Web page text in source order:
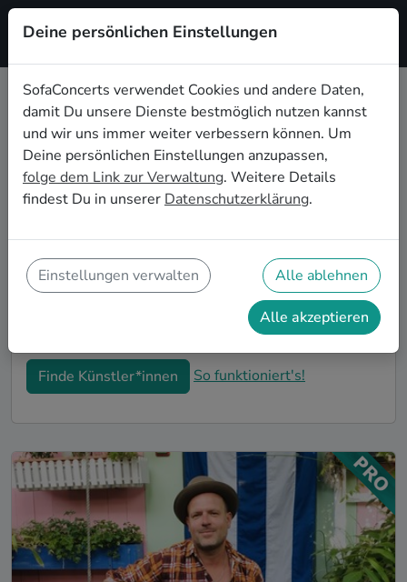
Registrieren
Jazz Live-Musik für die
Einweihungsparty in Ulm
Du bist gerade in Deine neue Wohnung eingezogen
und möchtest jetzt die ersten Erinnerungen formen?
Einweihungsparty in Ulm kannst Du Dir sicher sein,
dass Deine Wohnung im richtigen Glanz erstrahlt. Auf
SofaConcerts findest Du professionelle und
authentische Live-Acts, die perfekt auf Deine
Finde Künstler*innen So funktioniert's!
Deine persönlichen Einstellungen
SofaConcerts verwendet Cookies und andere Daten,
damit Du unsere Dienste bestmöglich nutzen kannst
und wir uns immer weiter verbessern können. Um
Deine persönlichen Einstellungen anzupassen,
folge dem Link zur Verwaltung. Weitere Details
findest Du in unserer Datenschutzerklärung.
Einstellungen verwalten Alle ablehnen
Alle akzeptieren